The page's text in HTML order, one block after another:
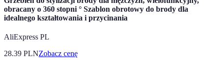
obracany o 360 stopni ° Szablon obrotowy do brody dla
idealnego kształtowania i przycinania
AliExpress PL
28.39 PLNZobacz cenę